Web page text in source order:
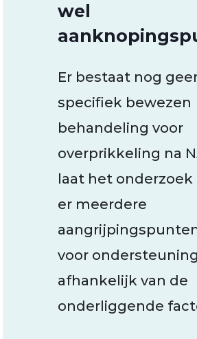
wel
Er bestaat nog
specifiek bewezen
behandeling voor
overprikkeling na
laat het onderzoek
er meerdere
voor
afhankelijk van de
onderliggende